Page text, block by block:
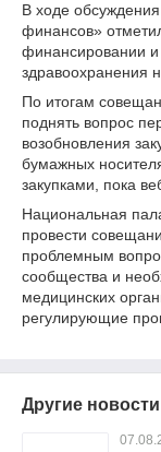
В ходе
финансов»
финансировании и
здравоохранения
По итогам
поднять вопрос
возобновления
бумажных
закупками, пока
Национальная
провести
проблемным
сообщества и
медицинских
регулирующие
Другие